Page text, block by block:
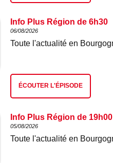
Info Plus Région de 6h30
06/08/2026
Toute l'actualité en
ÉCOUTER L'ÉPISODE
Info Plus Région de 19h00
05/08/2026
Toute l'actualité en